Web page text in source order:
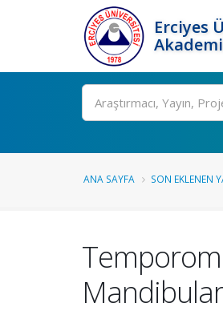
Erciyes
Ara
ANA SAYFA SON EKLENEN